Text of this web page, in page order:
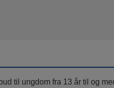
til ungdom fra 13 år til og